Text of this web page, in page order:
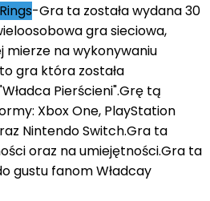
-Gra ta została wydana 30
gra sieciowa,
mierze na wykonywaniu
gra która została
Pierścieni".Grę tą
Xbox One, PlayStation
Nintendo Switch.Gra ta
oraz na umiejętności.Gra ta
gustu fanom Władcay